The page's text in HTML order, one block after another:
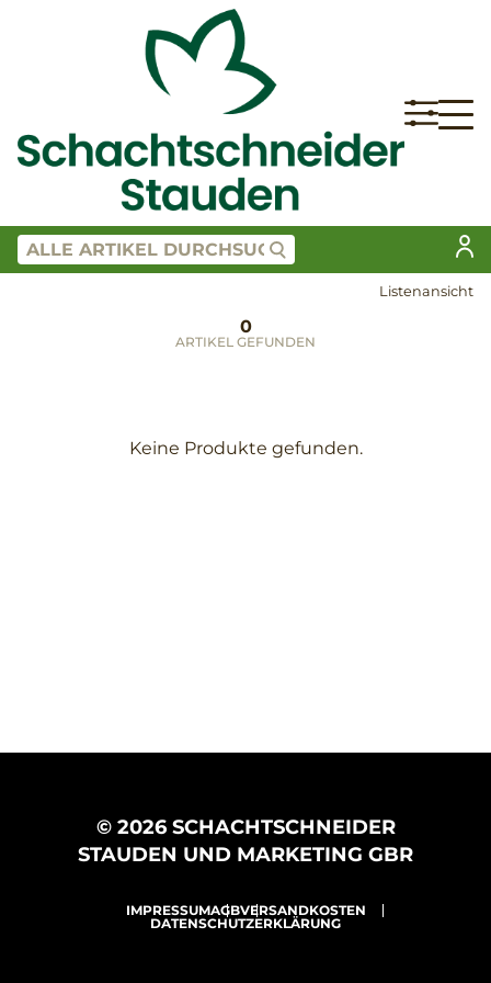
Listenansicht
0
ARTIKEL GEFUNDEN
Keine Produkte gefunden.
© 2026 SCHACHTSCHNEIDER
STAUDEN UND MARKETING GBR
IMPRESSUMAGBVERSANDKOSTEN
DATENSCHUTZERKLÄRUNG